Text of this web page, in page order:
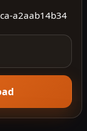
a2aab14b34